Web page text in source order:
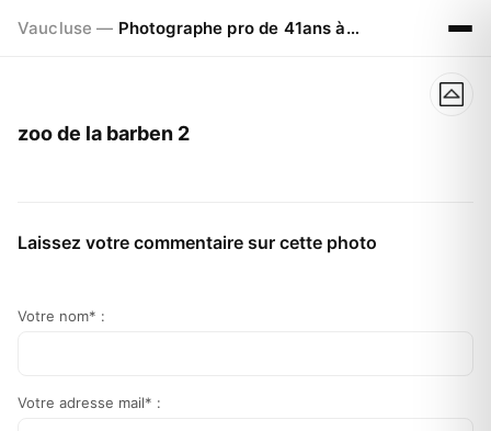
Vaucluse — Photographe pro de 41ans à Visan 84820
zoo de la barben 2
Laissez votre commentaire sur cette photo
Votre nom* :
Votre adresse mail* :